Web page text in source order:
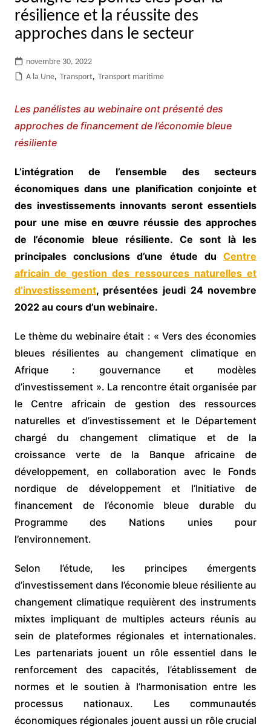
résilience et la réussite des
approches dans le secteur
novembre 30, 2022
A la Une, Transport, Transport maritime
Les panélistes au webinaire ont présenté des
approches de financement de l’économie bleue
résiliente
L’intégration de l’ensemble des secteurs
économiques dans une planification conjointe et
des investissements innovants seront essentiels
pour une mise en œuvre réussie des approches
de l’économie bleue résiliente. Ce sont là les
principales conclusions d’une étude duCentre
africain de gestion des ressources naturelles et
d’investissement, présentées jeudi 24 novembre
2022 au cours d’un webinaire.
Le thème du webinaire était : « Vers des économies
bleues résilientes au changement climatique en
Afrique : gouvernance et modèles
d’investissement ». La rencontre était organisée par
le Centre africain de gestion des ressources
naturelles et d’investissement et le Département
chargé du changement climatique et de la
croissance verte de la Banque africaine de
développement, en collaboration avec le Fonds
nordique de développement et l’Initiative de
financement de l’économie bleue durable du
Programme des Nations unies pour
l’environnement.
Selon l’étude, les principes émergents
d’investissement dans l’économie bleue résiliente au
changement climatique requièrent des instruments
mixtes impliquant de multiples acteurs réunis au
sein de plateformes régionales et internationales.
Les partenariats jouent un rôle essentiel dans le
renforcement des capacités, l’établissement de
normes et le soutien à l’harmonisation entre les
processus nationaux. Les communautés
économiques régionales jouent aussi un rôle crucial